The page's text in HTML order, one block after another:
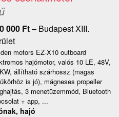
000 Ft– Budapest XIII.
motors EZ-X10 outboard
hajómotor, valós 10 LE, 48V,
állítható szárhossz (magas
is jó), mágneses propeller
3 menetüzemmód, Bluetooth
+ app, ...
hajó